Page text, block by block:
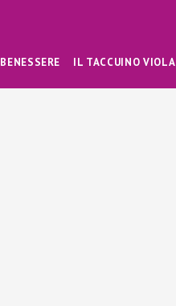
BENESSERE IL TACCUINO VIOLA